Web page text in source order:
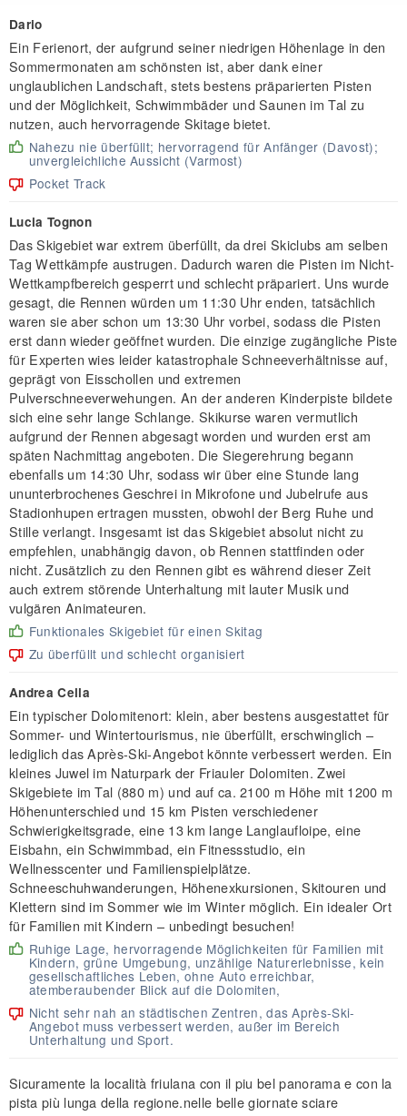
Dario
Ein Ferienort, der aufgrund seiner niedrigen Höhenlage in den
Sommermonaten am schönsten ist, aber dank einer
unglaublichen Landschaft, stets bestens präparierten Pisten
und der Möglichkeit, Schwimmbäder und Saunen im Tal zu
nutzen, auch hervorragende Skitage bietet.
Nahezu nie überfüllt; hervorragend für Anfänger (Davost);
unvergleichliche Aussicht (Varmost)
Pocket Track
Lucia Tognon
Das Skigebiet war extrem überfüllt, da drei Skiclubs am selben
Tag Wettkämpfe austrugen. Dadurch waren die Pisten im Nicht-
Wettkampfbereich gesperrt und schlecht präpariert. Uns wurde
gesagt, die Rennen würden um 11:30 Uhr enden, tatsächlich
waren sie aber schon um 13:30 Uhr vorbei, sodass die Pisten
erst dann wieder geöffnet wurden. Die einzige zugängliche Piste
für Experten wies leider katastrophale Schneeverhältnisse auf,
geprägt von Eisschollen und extremen
Pulverschneeverwehungen. An der anderen Kinderpiste bildete
sich eine sehr lange Schlange. Skikurse waren vermutlich
aufgrund der Rennen abgesagt worden und wurden erst am
späten Nachmittag angeboten. Die Siegerehrung begann
ebenfalls um 14:30 Uhr, sodass wir über eine Stunde lang
ununterbrochenes Geschrei in Mikrofone und Jubelrufe aus
Stadionhupen ertragen mussten, obwohl der Berg Ruhe und
Stille verlangt. Insgesamt ist das Skigebiet absolut nicht zu
empfehlen, unabhängig davon, ob Rennen stattfinden oder
nicht. Zusätzlich zu den Rennen gibt es während dieser Zeit
auch extrem störende Unterhaltung mit lauter Musik und
vulgären Animateuren.
Funktionales Skigebiet für einen Skitag
Zu überfüllt und schlecht organisiert
Andrea Cella
Ein typischer Dolomitenort: klein, aber bestens ausgestattet für
Sommer- und Wintertourismus, nie überfüllt, erschwinglich –
lediglich das Après-Ski-Angebot könnte verbessert werden. Ein
kleines Juwel im Naturpark der Friauler Dolomiten. Zwei
Skigebiete im Tal (880 m) und auf ca. 2100 m Höhe mit 1200 m
Höhenunterschied und 15 km Pisten verschiedener
Schwierigkeitsgrade, eine 13 km lange Langlaufloipe, eine
Eisbahn, ein Schwimmbad, ein Fitnessstudio, ein
Wellnesscenter und Familienspielplätze.
Schneeschuhwanderungen, Höhenexkursionen, Skitouren und
Klettern sind im Sommer wie im Winter möglich. Ein idealer Ort
für Familien mit Kindern – unbedingt besuchen!
Ruhige Lage, hervorragende Möglichkeiten für Familien mit
Kindern, grüne Umgebung, unzählige Naturerlebnisse, kein
gesellschaftliches Leben, ohne Auto erreichbar,
atemberaubender Blick auf die Dolomiten,
Nicht sehr nah an städtischen Zentren, das Après-Ski-
Angebot muss verbessert werden, außer im Bereich
Unterhaltung und Sport.
Sicuramente la località friulana con il piu bel panorama e con la
pista più lunga della regione.nelle belle giornate sciare